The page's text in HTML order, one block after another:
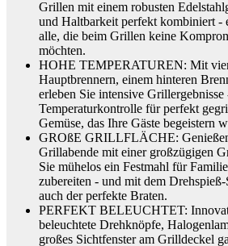
Grillen mit einem robusten
und Haltbarkeit perfekt kombiniert
alle, die beim Grillen keine
möchten.
HOHE TEMPERATUREN: Mit
Hauptbrennern, einem hinteren
erleben Sie intensive Grillergebnisse
Temperaturkontrolle für perfekt
Gemüse, das Ihre Gäste begeistern
GROßE GRILLFLÄCHE:
Grillabende mit einer großzügigen
Sie mühelos ein Festmahl für
zubereiten - und mit dem
auch der perfekte Braten.
PERFEKT BELEUCHTET:
beleuchtete Drehknöpfe,
großes Sichtfenster am Grilldeckel